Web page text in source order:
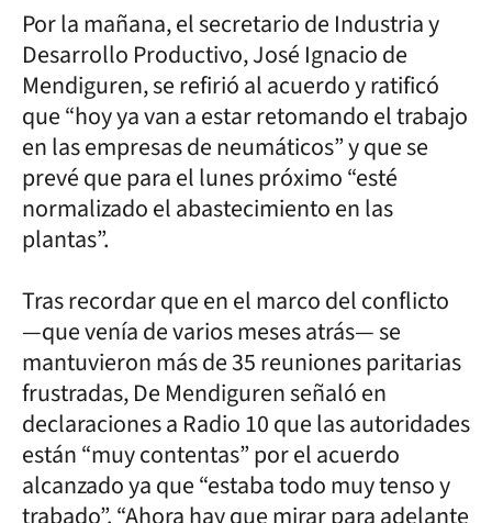
Por la mañana, el secretario de Industria y
Desarrollo Productivo, José Ignacio de
Mendiguren, se refirió al acuerdo y ratificó
que “hoy ya van a estar retomando el trabajo
en las empresas de neumáticos” y que se
prevé que para el lunes próximo “esté
normalizado el abastecimiento en las
plantas”.
Tras recordar que en el marco del conflicto
—que venía de varios meses atrás— se
mantuvieron más de 35 reuniones paritarias
frustradas, De Mendiguren señaló en
declaraciones a Radio 10 que las autoridades
están “muy contentas” por el acuerdo
alcanzado ya que “estaba todo muy tenso y